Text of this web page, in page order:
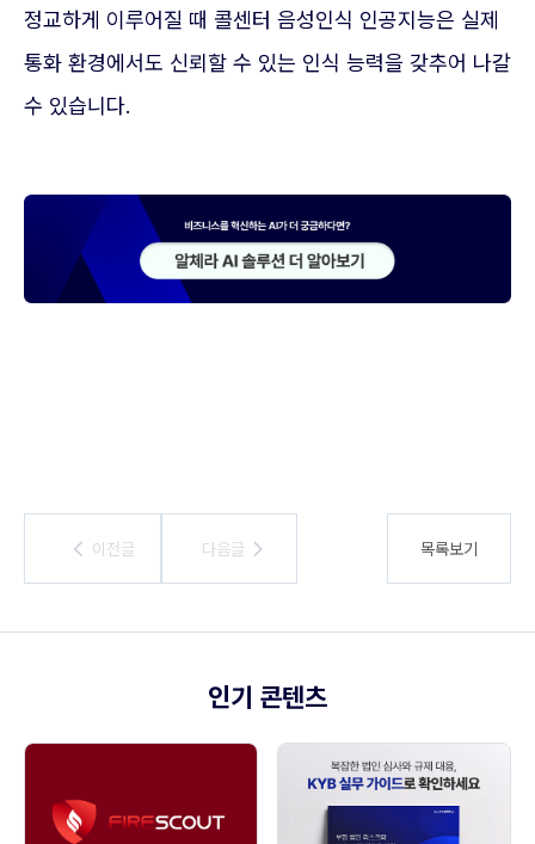
정교하게 이루어질 때 콜센터 음성인식 인공지능은 실제
통화 환경에서도 신뢰할 수 있는 인식 능력을 갖추어 나갈
수 있습니다.
이전글
이전글 다음글
다음글 목록보기
인기 콘텐츠